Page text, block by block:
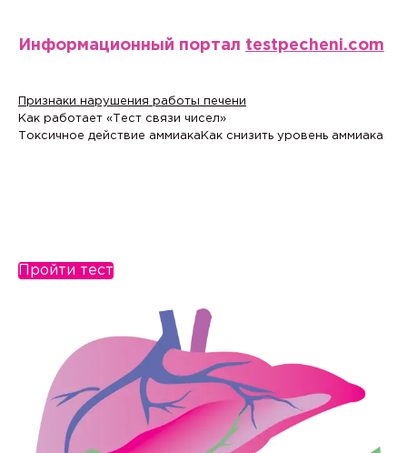
Информационный портал testpecheni.com
Признаки нарушения работы печени
Как работает «Тест связи чисел»
Токсичное действие аммиака Как снизить уровень аммиака
Пройти тест